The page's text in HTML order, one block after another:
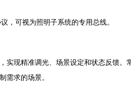
，可视为照明子系统的专用总线。
实现精准调光、场景设定和状态反馈。
需求的场景。